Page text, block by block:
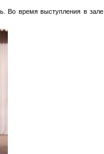
Во время выступления в зале